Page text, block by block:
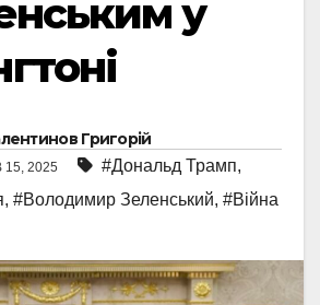
у
Григорій
2025 #Дональд Трамп,
, #Володимир Зеленський, #Війна